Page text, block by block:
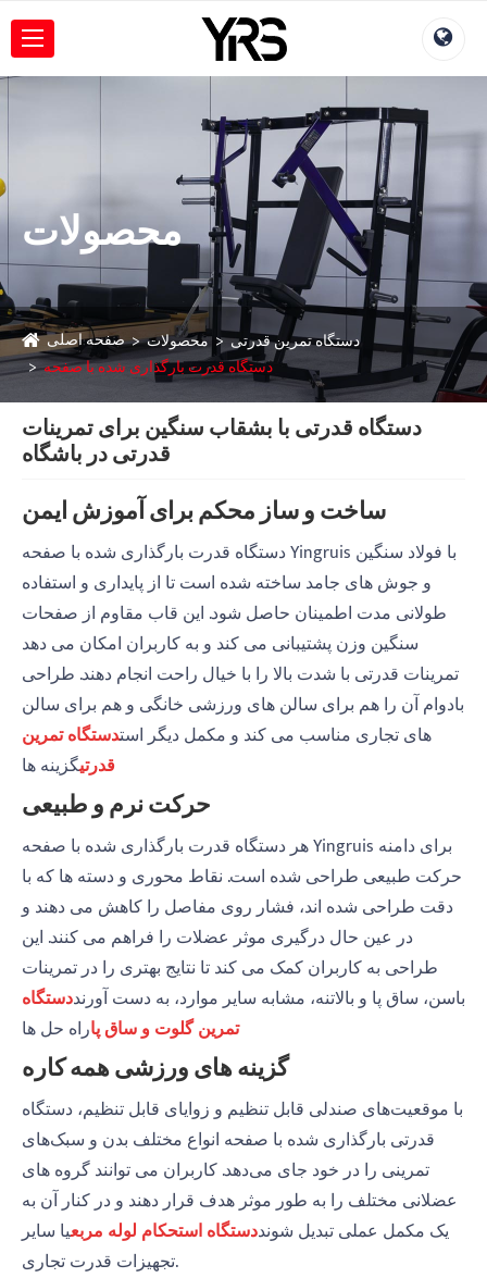
محصولات
صفحه اصلی محصولات
دستگاه تمرین قدرتی
دستگاه قدرت بارگذاری شده با صفحه
دستگاه قدرتی با بشقاب سنگین برای تمرینات
قدرتی در باشگاه
ساخت و ساز محکم برای آموزش ایمن
دستگاه قدرت بارگذاری شده با صفحه Yingruis با فولاد سنگین
و جوش های جامد ساخته شده است تا از پایداری و استفاده
طولانی مدت اطمینان حاصل شود. این قاب مقاوم از صفحات
سنگین وزن پشتیبانی می کند و به کاربران امکان می دهد
تمرینات قدرتی با شدت بالا را با خیال راحت انجام دهند. طراحی
بادوام آن را هم برای سالن های ورزشی خانگی و هم برای سالن
های تجاری مناسب می کند و مکمل دیگر استدستگاه تمرین
قدرتیگزینه ها
حرکت نرم و طبیعی
هر دستگاه قدرت بارگذاری شده با صفحه Yingruis برای دامنه
حرکت طبیعی طراحی شده است. نقاط محوری و دسته ها که با
دقت طراحی شده اند، فشار روی مفاصل را کاهش می دهند و
در عین حال درگیری موثر عضلات را فراهم می کنند. این
طراحی به کاربران کمک می کند تا نتایج بهتری را در تمرینات
باسن، ساق پا و بالاتنه، مشابه سایر موارد، به دست آورنددستگاه
تمرین گلوت و ساق پاراه حل ها
گزینه های ورزشی همه کاره
با موقعیت‌های صندلی قابل تنظیم و زوایای قابل تنظیم، دستگاه
قدرتی بارگذاری شده با صفحه انواع مختلف بدن و سبک‌های
تمرینی را در خود جای می‌دهد. کاربران می توانند گروه های
عضلانی مختلف را به طور موثر هدف قرار دهند و در کنار آن به
یک مکمل عملی تبدیل شونددستگاه استحکام لوله مربعیا سایر
تجهیزات قدرت تجاری.